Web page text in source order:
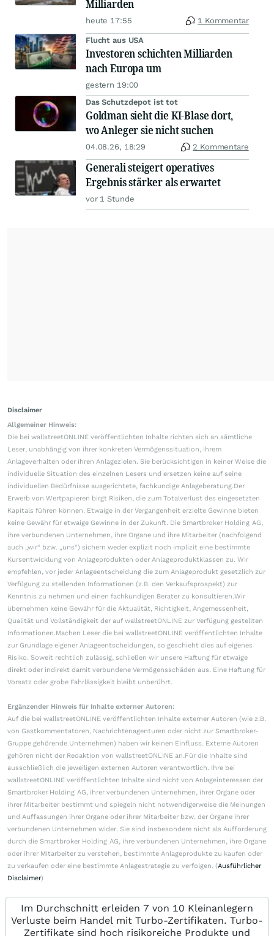
Milliarden
heute 17:55 1 Kommentar
Flucht aus USA
Investoren schichten Milliarden
nach Europa um
gestern 19:00
Das Schutzdepot ist tot
Goldman sieht die KI-Blase dort,
wo Anleger sie nicht suchen
04.08.26, 18:29 2 Kommentare
Generali steigert operatives
Ergebnis stärker als erwartet
vor 1 Stunde
Disclaimer
Allgemeiner Hinweis:
Die bei wallstreetONLINE veröffentlichten Inhalte richten sich an sämtliche
Leser, unabhängig von ihrer konkreten Vermögenssituation, ihrem
Anlageverhalten oder ihren Anlagezielen. Sie berücksichtigen in keiner Weise die
individuelle Situation des einzelnen Lesers und ersetzen keine auf seine
individuellen Bedürfnisse ausgerichtete, fachkundige Anlageberatung.Der
Erwerb von Wertpapieren birgt Risiken, die zum Totalverlust des eingesetzten
Kapitals führen können. Etwaige in der Vergangenheit erzielte Gewinne bieten
keine Gewähr für etwaige Gewinne in der Zukunft. Die Smartbroker Holding AG,
ihre verbundenen Unternehmen, ihre Organe und ihre Mitarbeiter (nachfolgend
auch „wir“ bzw. „uns“) sichern weder explizit noch implizit eine bestimmte
Kursentwicklung von Anlageprodukten oder Anlageproduktklassen zu. Wir
empfehlen, vor jeder Anlageentscheidung die zum Anlageprodukt gesetzlich zur
Verfügung zu stellenden Informationen (z.B. den Verkaufsprospekt) zur
Kenntnis zu nehmen und einen fachkundigen Berater zu konsultieren.Wir
übernehmen keine Gewähr für die Aktualität, Richtigkeit, Angemessenheit,
Qualität und Vollständigkeit der auf wallstreetONLINE zur Verfügung gestellten
Informationen.Machen Leser die bei wallstreetONLINE veröffentlichten Inhalte
zur Grundlage eigener Anlageentscheidungen, so geschieht dies auf eigenes
Risiko. Soweit rechtlich zulässig, schließen wir unsere Haftung für etwaige
direkt oder indirekt damit verbundene Vermögensschäden aus. Eine Haftung für
Vorsatz oder grobe Fahrlässigkeit bleibt unberührt.
Ergänzender Hinweis für Inhalte externer Autoren:
Auf die bei wallstreetONLINE veröffentlichten Inhalte externer Autoren (wie z.B.
von Gastkommentatoren, Nachrichtenagenturen oder nicht zur Smartbroker-
Gruppe gehörende Unternehmen) haben wir keinen Einfluss. Externe Autoren
gehören nicht der Redaktion von wallstreetONLINE an.Für die Inhalte sind
ausschließlich die jeweiligen externen Autoren verantwortlich. Ihre bei
wallstreetONLINE veröffentlichten Inhalte sind nicht von Anlageinteressen der
Smartbroker Holding AG, ihrer verbundenen Unternehmen, ihrer Organe oder
ihrer Mitarbeiter bestimmt und spiegeln nicht notwendigerweise die Meinungen
und Auffassungen ihrer Organe oder ihrer Mitarbeiter bzw. der Organe ihrer
verbundenen Unternehmen wider. Sie sind insbesondere nicht als Aufforderung
durch die Smartbroker Holding AG, ihre verbundenen Unternehmen, ihre Organe
oder ihrer Mitarbeiter zu verstehen, bestimmte Anlageprodukte zu kaufen oder
zu verkaufen oder eine bestimmte Anlagestrategie zu verfolgen. (Ausführlicher
Disclaimer)
Im Durchschnitt erleiden 7 von 10 Kleinanlegern
Verluste beim Handel mit Turbo-Zertifikaten. Turbo-
Zertifikate sind hoch risikoreiche Produkte und